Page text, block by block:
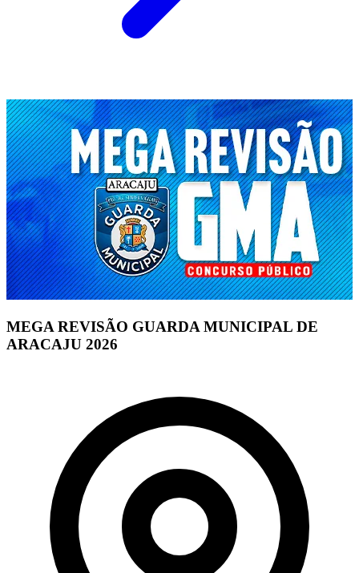
MEGA REVISÃO GUARDA MUNICIPAL DE
ARACAJU 2026